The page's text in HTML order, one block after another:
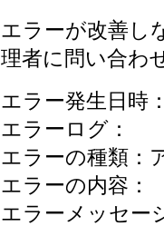
エラーが改善し
理者に問い合わ
エラー発生日時
エラーログ：
エラーの種類：
エラーの内容：
エラーメッセー